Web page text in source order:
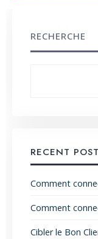
RECHERCHE
RECENT
Comment
Comment
Cibler le Bon